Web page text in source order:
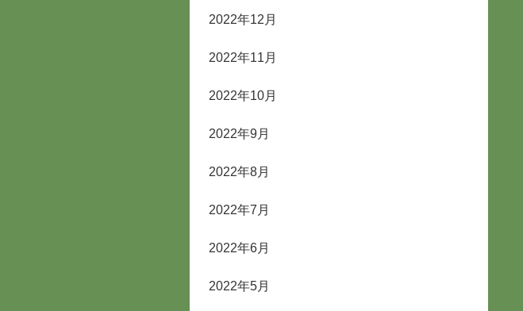
2022年12月
2022年11月
2022年10月
2022年9月
2022年8月
2022年7月
2022年6月
2022年5月